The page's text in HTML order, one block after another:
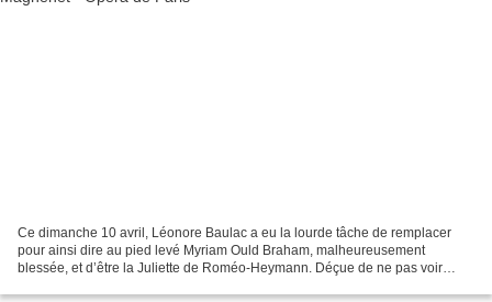
Ce dimanche 10 avril, Léonore Baulac a eu la lourde tâche de remplacer
pour ainsi dire au pied levé Myriam Ould Braham, malheureusement
blessée, et d’être la Juliette de Roméo-Heymann. Déçue de ne pas voir